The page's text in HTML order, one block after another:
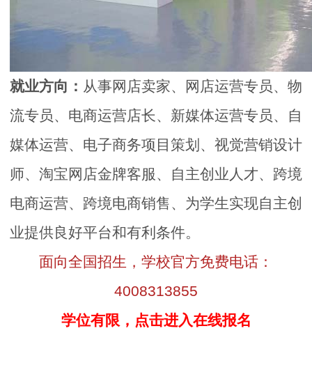
就业方向： 从事网店卖家、网店运营专员、物
流专员、电商运营店长、新媒体运营专员、自
媒体运营、电子商务项目策划、视觉营销设计
师、淘宝网店金牌客服、自主创业人才、跨境
电商运营、跨境电商销售、为学生实现自主创
业提供良好平台和有利条件。
面向全国招生，学校官方免费电话：
4008313855
学位有限，点击进入在线报名